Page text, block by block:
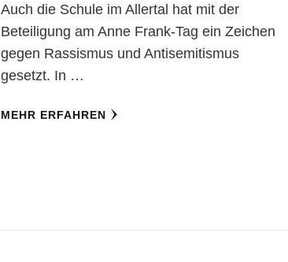
Auch die Schule im Allertal hat mit der
Beteiligung am Anne Frank-Tag ein Zeichen
gegen Rassismus und Antisemitismus
gesetzt. In …
MEHR ERFAHREN